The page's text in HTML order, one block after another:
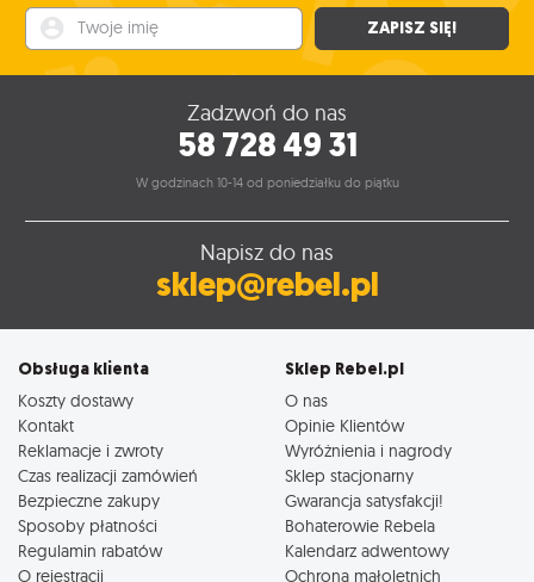
ZAPISZ SIĘ!
Zadzwoń do nas
58 728 49 31
W godzinach 10-14 od poniedziałku do piątku
Napisz do nas
sklep@rebel.pl
Obsługa klienta
Koszty dostawy
Kontakt
Reklamacje i zwroty
Czas realizacji zamówień
Bezpieczne zakupy
Sposoby płatności
Regulamin rabatów
O rejestracji
Sklep Rebel.pl
O nas
Opinie Klientów
Wyróżnienia i nagrody
Sklep stacjonarny
Gwarancja satysfakcji!
Bohaterowie Rebela
Kalendarz adwentowy
Ochrona małoletnich